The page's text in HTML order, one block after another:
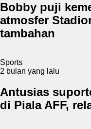
Bobby puji
atmosfer
tambahan
Sports
2 bulan yang lalu
Antusias
di Piala AFF,